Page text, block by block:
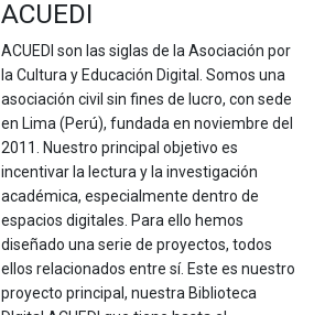
ACUEDI
ACUEDI son las siglas de la Asociación por
la Cultura y Educación Digital. Somos una
asociación civil sin fines de lucro, con sede
en Lima (Perú), fundada en noviembre del
2011. Nuestro principal objetivo es
incentivar la lectura y la investigación
académica, especialmente dentro de
espacios digitales. Para ello hemos
diseñado una serie de proyectos, todos
ellos relacionados entre sí. Este es nuestro
proyecto principal, nuestra Biblioteca